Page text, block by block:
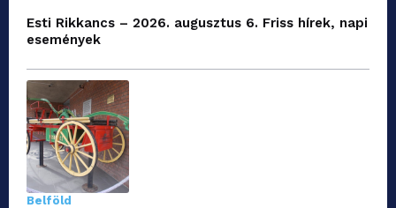
Esti Rikkancs – 2026. augusztus 6. Friss hírek, napi
események
Belföld